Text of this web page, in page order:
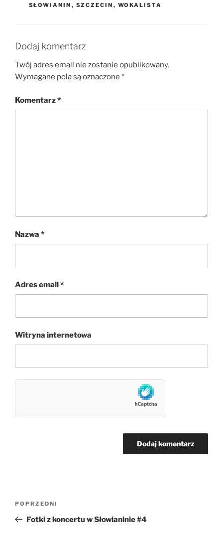
SŁOWIANIN , SZCZECIN , WOKALISTA
Dodaj komentarz
Twój adres email nie zostanie opublikowany.
Wymagane pola są oznaczone *
Komentarz*
Nazwa *
Adres email*
Witryna internetowa
Poprzedni
wpis
POPRZEDNI
Fotki z koncertu w Słowianinie #4